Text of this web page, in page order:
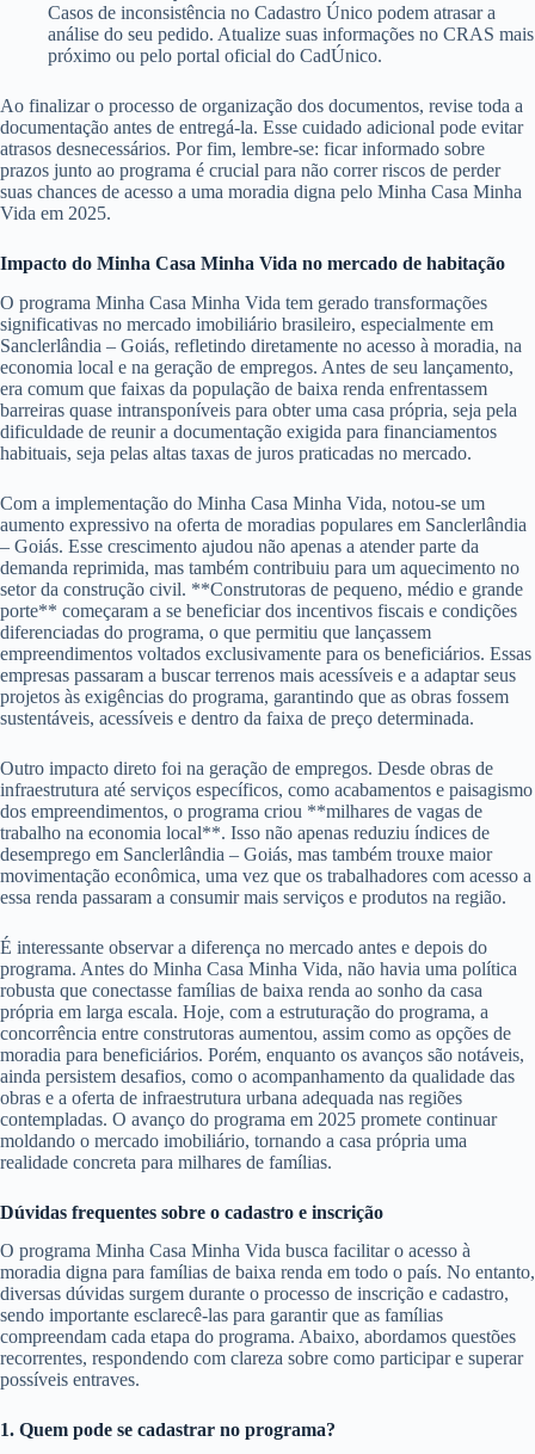
Casos de inconsistência no Cadastro Único podem atrasar a
análise do seu pedido. Atualize suas informações no CRAS mais
próximo ou pelo portal oficial do CadÚnico.
Ao finalizar o processo de organização dos documentos, revise toda a
documentação antes de entregá-la. Esse cuidado adicional pode evitar
atrasos desnecessários. Por fim, lembre-se: ficar informado sobre
prazos junto ao programa é crucial para não correr riscos de perder
suas chances de acesso a uma moradia digna pelo Minha Casa Minha
Vida em 2025.
Impacto do Minha Casa Minha Vida no mercado de habitação
O programa Minha Casa Minha Vida tem gerado transformações
significativas no mercado imobiliário brasileiro, especialmente em
Sanclerlândia – Goiás, refletindo diretamente no acesso à moradia, na
economia local e na geração de empregos. Antes de seu lançamento,
era comum que faixas da população de baixa renda enfrentassem
barreiras quase intransponíveis para obter uma casa própria, seja pela
dificuldade de reunir a documentação exigida para financiamentos
habituais, seja pelas altas taxas de juros praticadas no mercado.
Com a implementação do Minha Casa Minha Vida, notou-se um
aumento expressivo na oferta de moradias populares em Sanclerlândia
– Goiás. Esse crescimento ajudou não apenas a atender parte da
demanda reprimida, mas também contribuiu para um aquecimento no
setor da construção civil. **Construtoras de pequeno, médio e grande
porte** começaram a se beneficiar dos incentivos fiscais e condições
diferenciadas do programa, o que permitiu que lançassem
empreendimentos voltados exclusivamente para os beneficiários. Essas
empresas passaram a buscar terrenos mais acessíveis e a adaptar seus
projetos às exigências do programa, garantindo que as obras fossem
sustentáveis, acessíveis e dentro da faixa de preço determinada.
Outro impacto direto foi na geração de empregos. Desde obras de
infraestrutura até serviços específicos, como acabamentos e paisagismo
dos empreendimentos, o programa criou **milhares de vagas de
trabalho na economia local**. Isso não apenas reduziu índices de
desemprego em Sanclerlândia – Goiás, mas também trouxe maior
movimentação econômica, uma vez que os trabalhadores com acesso a
essa renda passaram a consumir mais serviços e produtos na região.
É interessante observar a diferença no mercado antes e depois do
programa. Antes do Minha Casa Minha Vida, não havia uma política
robusta que conectasse famílias de baixa renda ao sonho da casa
própria em larga escala. Hoje, com a estruturação do programa, a
concorrência entre construtoras aumentou, assim como as opções de
moradia para beneficiários. Porém, enquanto os avanços são notáveis,
ainda persistem desafios, como o acompanhamento da qualidade das
obras e a oferta de infraestrutura urbana adequada nas regiões
contempladas. O avanço do programa em 2025 promete continuar
moldando o mercado imobiliário, tornando a casa própria uma
realidade concreta para milhares de famílias.
Dúvidas frequentes sobre o cadastro e inscrição
O programa Minha Casa Minha Vida busca facilitar o acesso à
moradia digna para famílias de baixa renda em todo o país. No entanto,
diversas dúvidas surgem durante o processo de inscrição e cadastro,
sendo importante esclarecê-las para garantir que as famílias
compreendam cada etapa do programa. Abaixo, abordamos questões
recorrentes, respondendo com clareza sobre como participar e superar
possíveis entraves.
1. Quem pode se cadastrar no programa?